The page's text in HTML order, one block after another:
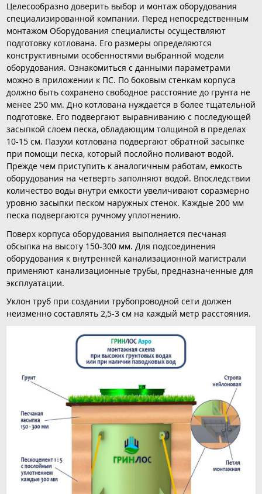
Целесообразно доверить выбор и монтаж оборудования
специализированной компании. Перед непосредственным
монтажом Оборудования специалисты осуществляют
подготовку котлована. Его размеры определяются
конструктивными особенностями выбранной модели
оборудования. Ознакомиться с данными параметрами
можно в приложении к ПС. По боковым стенкам корпуса
должно быть сохранено свободное расстояние до грунта не
менее 250 мм. Дно котлована нуждается в более тщательной
подготовке. Его подвергают выравниванию с последующей
засыпкой слоем песка, обладающим толщиной в пределах
10-15 см. Пазухи котлована подвергают обратной засыпке
при помощи песка, который послойно поливают водой.
Прежде чем приступить к аналогичным работам, емкость
оборудования на четверть заполняют водой. Впоследствии
количество воды внутри емкости увеличивают соразмерно
уровню засыпки песком наружных стенок. Каждые 200 мм
песка подвергаются ручному уплотнению.
Поверх корпуса оборудования выполняется песчаная
обсыпка на высоту 150-300 мм. Для подсоединения
оборудования к внутренней канализационной магистрали
применяют канализационные трубы, предназначенные для
эксплуатации.
Уклон труб при создании трубопроводной сети должен
неизменно составлять 2,5-3 см на каждый метр расстояния.